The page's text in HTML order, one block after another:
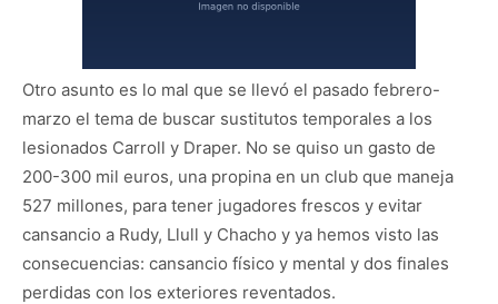
Otro asunto es lo mal que se llevó el pasado febrero-
marzo el tema de buscar sustitutos temporales a los
lesionados Carroll y Draper. No se quiso un gasto de
200-300 mil euros, una propina en un club que maneja
527 millones, para tener jugadores frescos y evitar
cansancio a Rudy, Llull y Chacho y ya hemos visto las
consecuencias: cansancio físico y mental y dos finales
perdidas con los exteriores reventados.